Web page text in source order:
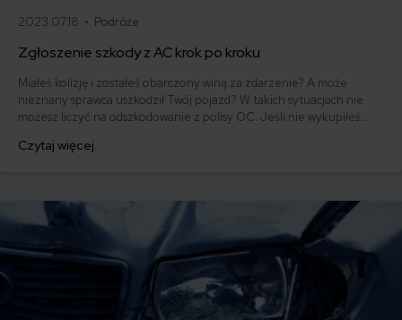
2023.07.18 • Podróże
Zgłoszenie szkody z AC krok po kroku
Miałeś kolizję i zostałeś obarczony winą za zdarzenie? A może
nieznany sprawca uszkodził Twój pojazd? W takich sytuacjach nie
możesz liczyć na odszkodowanie z polisy OC. Jeśli nie wykupiłeś
własnej kieszeni. Jak przebiega zgłoszenie AC i ile masz na to
Czytaj więcej